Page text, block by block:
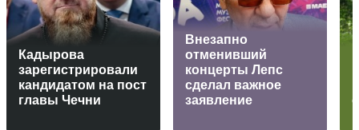
Кадырова
зарегистрировали
кандидатом на пост
главы Чечни
Внезапно
отменивший
концерты Лепс
сделал важное
заявление